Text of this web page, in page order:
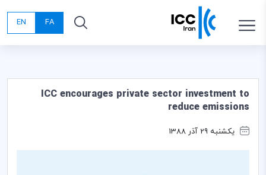
FA
EN
ICC encourages private sector investment to
reduce emissions
یکشنبه 29 آذر 1388